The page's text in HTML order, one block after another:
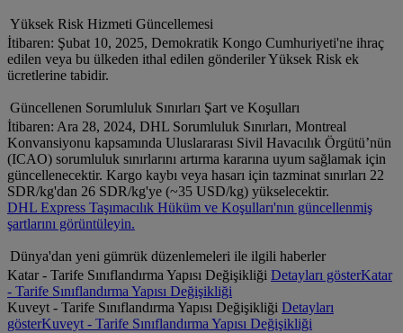
Yüksek Risk Hizmeti Güncellemesi
İtibaren: Şubat 10, 2025, Demokratik Kongo Cumhuriyeti'ne ihraç
edilen veya bu ülkeden ithal edilen gönderiler Yüksek Risk ek
ücretlerine tabidir.
Güncellenen Sorumluluk Sınırları Şart ve Koşulları
İtibaren: Ara 28, 2024, DHL Sorumluluk Sınırları, Montreal
Konvansiyonu kapsamında Uluslararası Sivil Havacılık Örgütü’nün
(ICAO) sorumluluk sınırlarını artırma kararına uyum sağlamak için
güncellenecektir. Kargo kaybı veya hasarı için tazminat sınırları 22
SDR/kg'dan 26 SDR/kg'ye (~35 USD/kg) yükselecektir.
DHL Express Taşımacılık Hüküm ve Koşulları'nın güncellenmiş
şartlarını görüntüleyin.
Dünya'dan yeni gümrük düzenlemeleri ile ilgili haberler
Katar - Tarife Sınıflandırma Yapısı Değişikliği Detayları gösterKatar
- Tarife Sınıflandırma Yapısı Değişikliği
Kuveyt - Tarife Sınıflandırma Yapısı Değişikliği Detayları
gösterKuveyt - Tarife Sınıflandırma Yapısı Değişikliği